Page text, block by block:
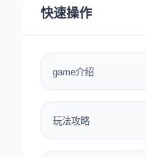
快速操作
game介绍
玩法攻略